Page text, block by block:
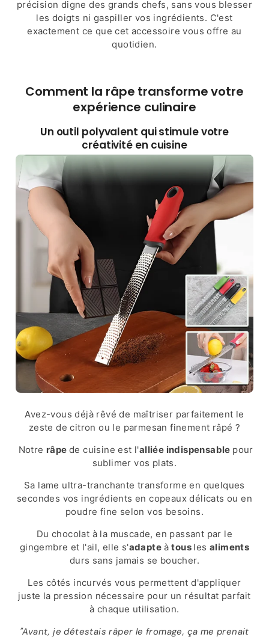
précision digne des grands chefs, sans vous blesser
les doigts ni gaspiller vos ingrédients. C'est
exactement ce que cet accessoire vous offre au
quotidien.
Comment la râpe transforme votre
expérience culinaire
Un outil polyvalent qui stimule votre
créativité en cuisine
Avez-vous déjà rêvé de maîtriser parfaitement le
zeste de citron ou le parmesan finement râpé ?
Notre râpe de cuisine est l'alliée indispensable pour
sublimer vos plats.
Sa lame ultra-tranchante transforme en quelques
secondes vos ingrédients en copeaux délicats ou en
poudre fine selon vos besoins.
Du chocolat à la muscade, en passant par le
gingembre et l'ail, elle s'adapte àtous les aliments
durs sans jamais se boucher.
Les côtés incurvés vous permettent d'appliquer
juste la pression nécessaire pour un résultat parfait
à chaque utilisation.
"Avant, je détestais râper le fromage, ça me prenait